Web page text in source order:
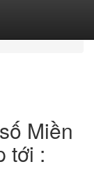
Miền
tới :